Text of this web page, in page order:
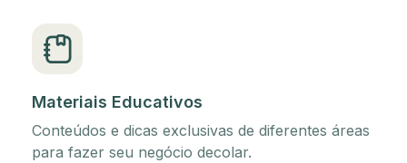
Materiais Educativos
Conteúdos e dicas exclusivas de diferentes áreas
para fazer seu negócio decolar.